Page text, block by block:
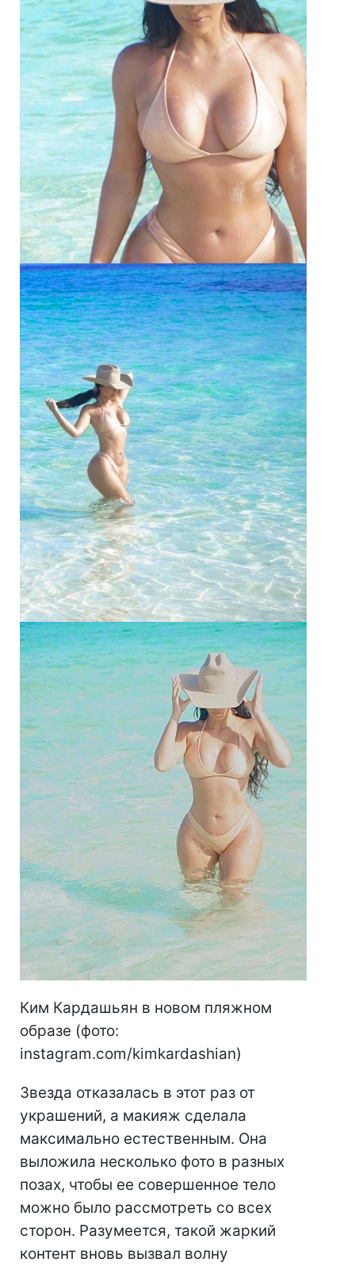
Ким Кардашьян в новом пляжном
образе (фото:
instagram.com/kimkardashian)
Звезда отказалась в этот раз от
украшений, а макияж сделала
максимально естественным. Она
выложила несколько фото в разных
позах, чтобы ее совершенное тело
можно было рассмотреть со всех
сторон. Разумеется, такой жаркий
контент вновь вызвал волну